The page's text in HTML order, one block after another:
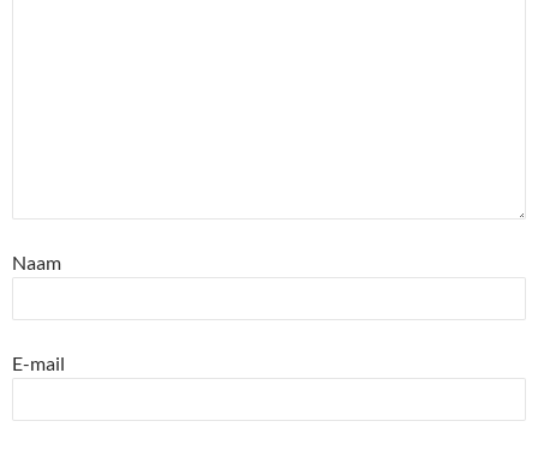
Naam
E-mail